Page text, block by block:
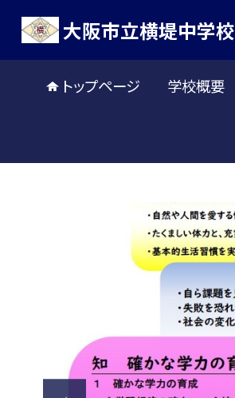
大阪市立横堤中学校
トップページ 学校概要